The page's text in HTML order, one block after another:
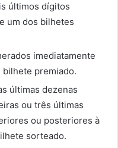
últimos dígitos
um dos bilhetes
imediatamente
premiado.
últimas dezenas
ou três últimas
ou posteriores à
sorteado.